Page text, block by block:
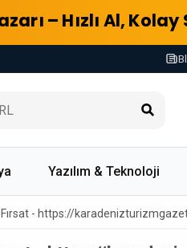
– Hızlı Al, Kolay
Yazılım & Teknoloji
- https://